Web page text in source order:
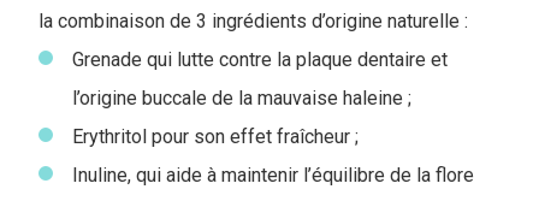
la combinaison de 3 ingrédients d’origine naturelle :
Grenade qui lutte contre la plaque dentaire et
l’origine buccale de la mauvaise haleine ;
Erythritol pour son effet fraîcheur ;
Inuline, qui aide à maintenir l’équilibre de la flore